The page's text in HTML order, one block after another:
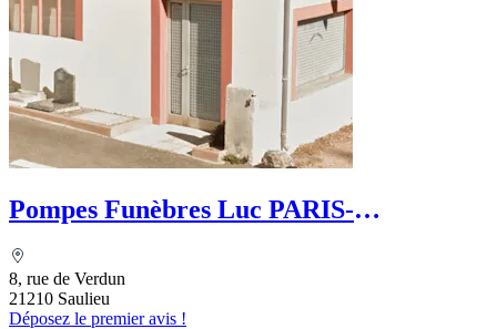
Pompes Funèbres Luc PARIS-
8, rue de Verdun
21210 Saulieu
Déposez le premier avis !